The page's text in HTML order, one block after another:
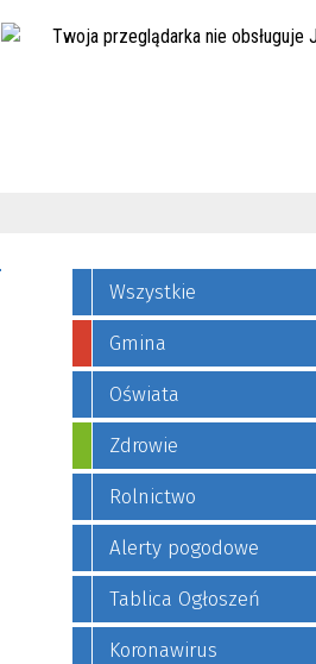
Twoja przeglądarka nie obsługuje
Wszystkie
Gmina
Oświata
Zdrowie
Rolnictwo
Alerty pogodowe
Tablica Ogłoszeń
Koronawirus